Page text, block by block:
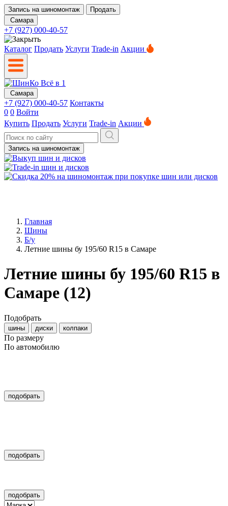
Запись на шиномонтаж
Продать
Самара
+7 (927) 000-40-57
Каталог Продать Услуги Trade-in Акции
Самара
+7 (927) 000-40-57 Контакты
0 0 Войти
Купить Продать Услуги Trade-in Акции
Запись на шиномонтаж
Главная
Шины
Б/у
Летние шины бу 195/60 R15 в Самаре
Летние шины бу 195/60 R15 в
Самаре (12)
Подобрать
шины диски колпаки
По размеру
По автомобилю
подобрать
подобрать
подобрать